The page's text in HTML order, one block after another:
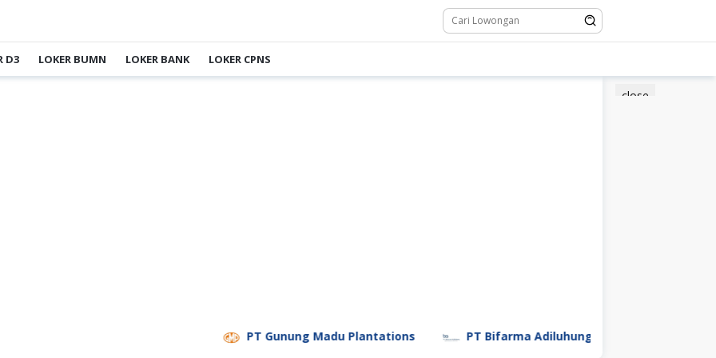
D3 LOKER BUMN LOKER BANK LOKER CPNS
close
PT Gunung Madu Plantations PT Bifarma Adiluhung (a Kalbe Company)